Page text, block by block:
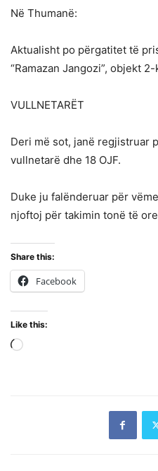
Në Thumanë:
Aktualisht po përgatitet të
“Ramazan Jangozi”, objekt
VULLNETARËT
Deri më sot, janë regjistruar
vullnetarë dhe 18 OJF.
Duke ju falënderuar për
njoftoj për takimin tonë të
Share this:
Facebook
Like this: